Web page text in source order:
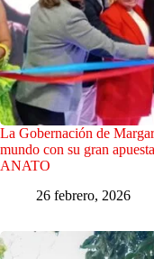
La Gobernación de
mundo con su gran
ANATO
26 febrero, 2026